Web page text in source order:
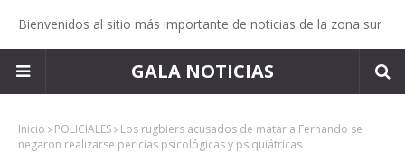
Bienvenidos al sitio más importante de noticias de la zona sur
GALA NOTICIAS
Inicio POLICIALES
Los rugbiers acusados de matar a Fernando se
negaron realizarse pericias psicológicas y psiquiátricas